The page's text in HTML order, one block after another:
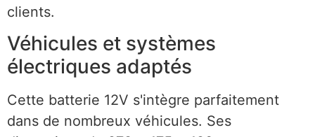
clients.
Véhicules et systèmes
électriques adaptés
Cette batterie 12V s'intègre parfaitement
dans de nombreux véhicules. Ses